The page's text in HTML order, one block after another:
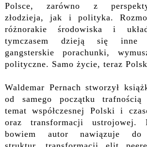
Polsce, zarówno z
złodzieja, jak i polityka.
różnorakie środowiska i
tymczasem dzieją się inne
gangsterskie porachunki,
polityczne. Samo życie, teraz
Waldemar Pernach stworzył
od samego początku trafnością
temat współczesnej Polski i
oraz transformacji ustrojowej.
bowiem autor nawiązuje do